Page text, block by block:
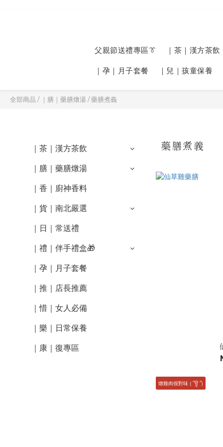
父親節送禮專區👔 ｜茶｜漢方茶飲
｜孕｜月子套餐 ｜兒｜孩童保養
全部商品 / ｜膳｜藥膳燉湯 /藥膳煮義
｜茶｜漢方茶飲
｜膳｜藥膳燉湯
｜香｜廚神香料
｜貨｜南北嚴選
｜日｜常送禮
｜禮｜伴手禮盒🎁
｜孕｜月子套餐
｜推｜店長推薦
｜惜｜女人必備
｜樂｜日常保養
｜康｜復專區
藥膳煮義
燉雞肉很對味 ( ՞ਊ ՞)